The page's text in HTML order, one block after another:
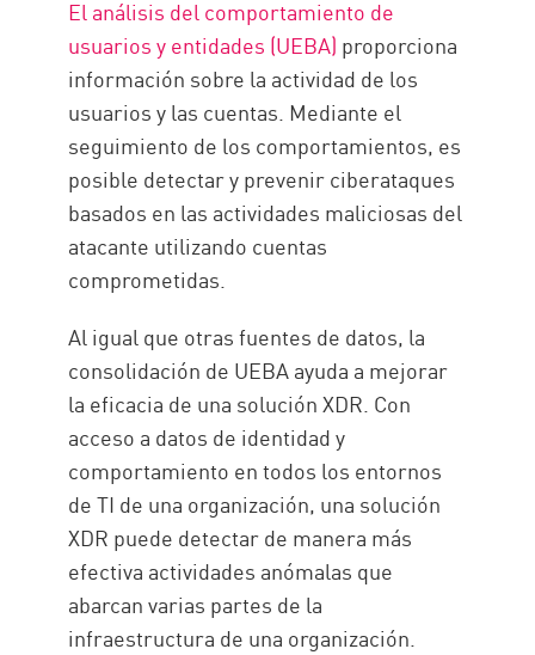
El análisis del comportamiento de
usuarios y entidades (UEBA) proporciona
información sobre la actividad de los
usuarios y las cuentas. Mediante el
seguimiento de los comportamientos, es
posible detectar y prevenir ciberataques
basados en las actividades maliciosas del
atacante utilizando cuentas
comprometidas.
Al igual que otras fuentes de datos, la
consolidación de UEBA ayuda a mejorar
la eficacia de una solución XDR. Con
acceso a datos de identidad y
comportamiento en todos los entornos
de TI de una organización, una solución
XDR puede detectar de manera más
efectiva actividades anómalas que
abarcan varias partes de la
infraestructura de una organización.